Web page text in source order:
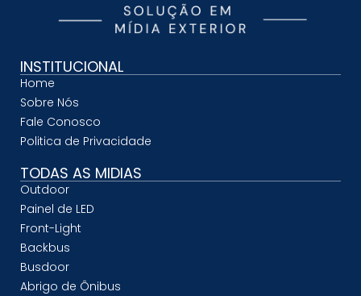
INSTITUCIONAL
Home
Sobre Nós
Fale Conosco
Politica de Privacidade
TODAS AS MIDIAS
Outdoor
Painel de LED
Front-Light
Backbus
Busdoor
Abrigo de Ônibus